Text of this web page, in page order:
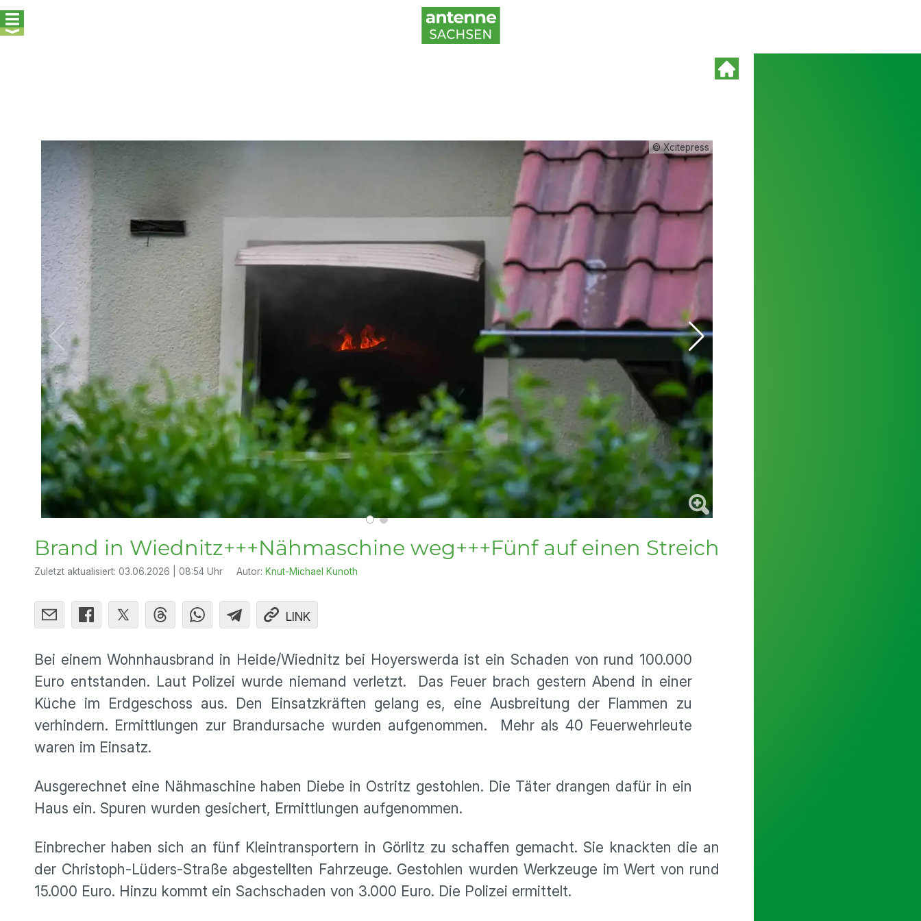
© Xcitepress
Brand in Wiednitz+++Nähmaschine weg+++Fünf auf einen Streich
Zuletzt aktualisiert: 03.06.2026 | 08:54 Uhr Autor: Knut-Michael Kunoth
LINK
Bei einem Wohnhausbrand in Heide/Wiednitz bei Hoyerswerda ist ein Schaden von rund 100.000
Euro entstanden. Laut Polizei wurde niemand verletzt. Das Feuer brach gestern Abend in einer
Küche im Erdgeschoss aus. Den Einsatzkräften gelang es, eine Ausbreitung der Flammen zu
verhindern. Ermittlungen zur Brandursache wurden aufgenommen. Mehr als 40 Feuerwehrleute
waren im Einsatz.
Ausgerechnet eine Nähmaschine haben Diebe in Ostritz gestohlen. Die Täter drangen dafür in ein
Haus ein. Spuren wurden gesichert, Ermittlungen aufgenommen.
Einbrecher haben sich an fünf Kleintransportern in Görlitz zu schaffen gemacht. Sie knackten die an
der Christoph-Lüders-Straße abgestellten Fahrzeuge. Gestohlen wurden Werkzeuge im Wert von rund
15.000 Euro. Hinzu kommt ein Sachschaden von 3.000 Euro. Die Polizei ermittelt.